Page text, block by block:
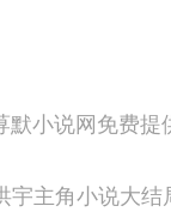
小说网免费提
住本站：荨默小说网 网址：www.qianmoxs.com 洪